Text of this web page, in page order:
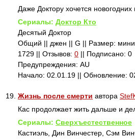
Даже Доктору хочется новогодних
Сериалы: Доктор Кто
Десятый Доктор
Общий || джен || G || Размер: мини
1729 || Отзывов: 0 || Подписано: 0
Предупреждения: AU
Начало: 02.01.19 || Обновление:
19. Жизнь после смерти автора
Кас продолжает жить дальше и
Сериалы: Сверхъестественное
Кастиэль, Дин Винчестер, Сэм